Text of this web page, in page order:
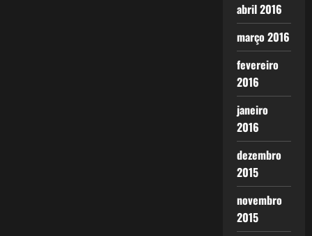
abril 2016
março 2016
fevereiro
2016
janeiro
2016
dezembro
2015
novembro
2015